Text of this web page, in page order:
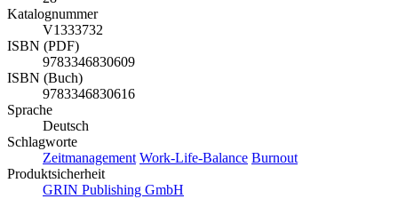
Katalognummer
V1333732
ISBN (PDF)
9783346830609
ISBN (Buch)
9783346830616
Sprache
Deutsch
Schlagworte
Zeitmanagement Work-Life-Balance Burnout
Produktsicherheit
GRIN Publishing GmbH